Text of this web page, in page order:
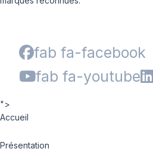
fab fa-facebook
fab fa-youtube
">
Accueil
Présentation